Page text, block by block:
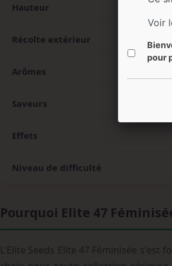
Hauteur
Récolte extérieur
Arômes
Saveurs
Effets
Niveau de difficulté
Pourquoi Elite 47
L'Elite Seeds Elite 47 Féminisée
Voir
pour